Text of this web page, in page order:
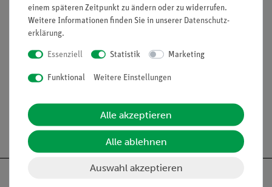
Lieferumfang
Media / Downloads
Versandkostenfrei ab 300,- €
einem späteren Zeitpunkt zu ändern oder zu widerrufen.
Weitere Informationen finden Sie in unserer Daten­schutz­
erklärung.
Essenziell Statistik Marketing
Funktional Weitere Einstellungen
Alle akzeptieren
Alle ablehnen
Auswahl akzeptieren